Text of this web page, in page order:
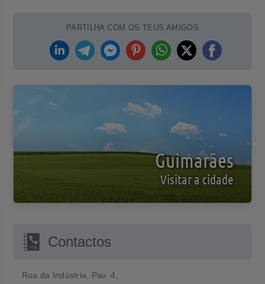
PARTILHA COM OS TEUS AMIGOS
Guimarães
Visitar a cidade
Contactos
Rua da Indústria, Pav. 4,